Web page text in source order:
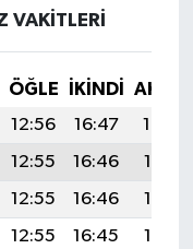
VAKITLERI
ÖĞLE İKINDI
12:56 16:47
19:59
12:55 16:46
19:58
12:55 16:46
19:57
12:55 16:45
19:55